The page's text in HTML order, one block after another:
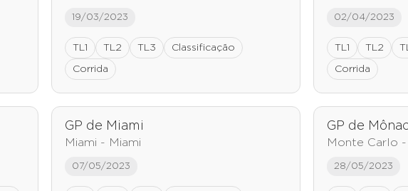
19/03/2023
TL1 TL2 TL3 Classificação
Corrida
02/04/2023
TL1 TL2
Corrida
GP de Miami
Miami - Miami
07/05/2023
GP de
Monte Carlo
28/05/2023